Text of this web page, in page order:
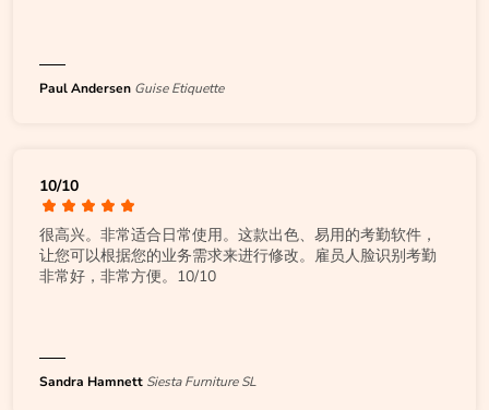
Paul Andersen Guise Etiquette
10/10
很高兴。非常适合日常使用。这款出色、易用的考勤软件，
让您可以根据您的业务需求来进行修改。雇员人脸识别考勤
非常好，非常方便。10/10
Sandra Hamnett Siesta Furniture SL